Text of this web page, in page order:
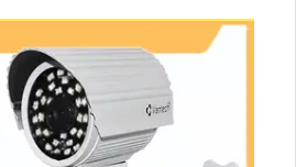
dễ dàng hơn